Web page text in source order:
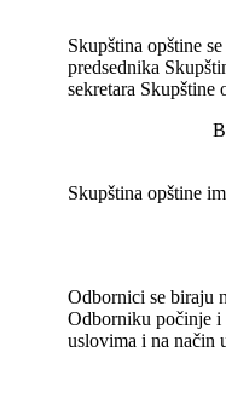
Skupština opštine
predsednika
sekretara Skupštine
Skupština opštine
Odbornici se biraju
Odborniku počinje i
uslovima i na način